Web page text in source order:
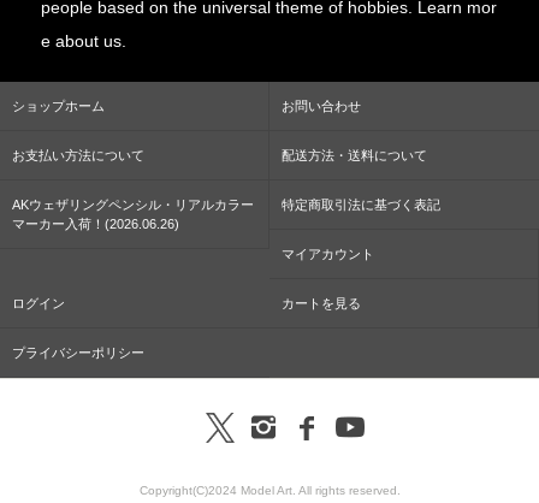
people based on the universal theme of hobbies. Learn mor
e about us.
ショップホーム お問い合わせ
お支払い方法について 配送方法・送料について
AKウェザリングペンシル・リアルカラー
マーカー入荷！(2026.06.26)
特定商取引法に基づく表記
マイアカウント
ログイン カートを見る
プライバシーポリシー
Copyright(C)2024 Model Art. All rights reserved.